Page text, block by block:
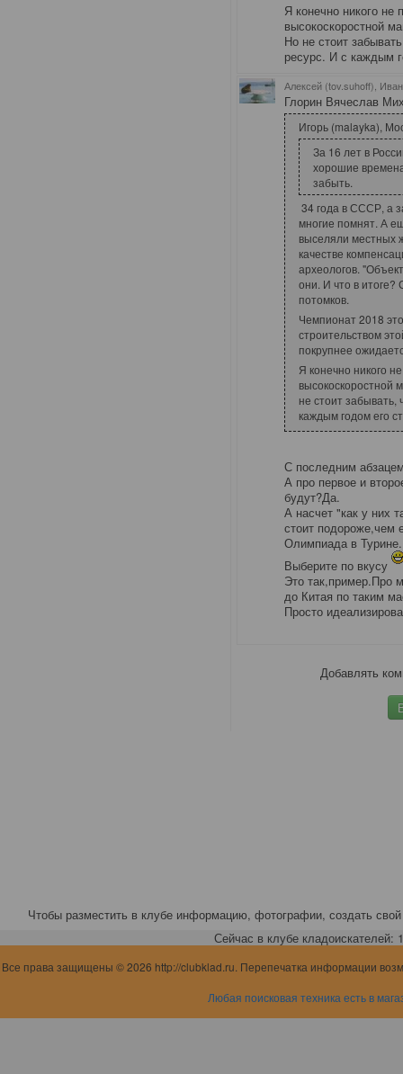
Я конечно никого
высокоскоростной
Но не стоит
ресурс. И с каждым
Алексей (tov.suhoff),
Глорин Вячеслав
Игорь (malayka),
За 16 лет в
хорошие
забыть.
34 года в СССР, а
многие помнят. А
выселяли местных
качестве
археологов.
они. И что в итоге?
потомков.
Чемпионат 2018
строительством
покрупнее
Я конечно никого
высокоскоростной
не стоит забывать,
каждым годом его
С последним
А про первое и
будут?Да.
А насчет "как у них
стоит подороже,чем
Олимпиада в
Выберите по вкусу
Это так,пример.Про
до Китая по таким
Просто
Добавлять
Чтобы разместить в клубе информацию, фотографии, создать свой
Сейчас в клубе кладоискателей:
Все права защищены © 2026 http://clubklad.ru. Перепечатка информации
Любая поисковая техника есть в